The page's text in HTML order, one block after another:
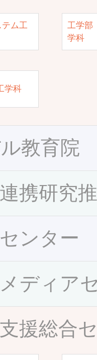
ム工
工学部
学科
学科
教育院
携研究
ンター
ディア
援総合